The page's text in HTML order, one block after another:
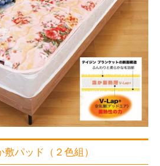
敷パッド（２色組）